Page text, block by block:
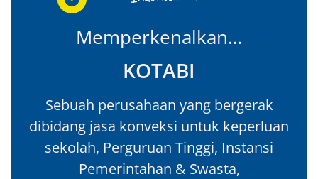
Memperkenalkan…
KOTABI
Sebuah perusahaan yang bergerak
dibidang jasa konveksi untuk keperluan
sekolah, Perguruan Tinggi, Instansi
Pemerintahan & Swasta,